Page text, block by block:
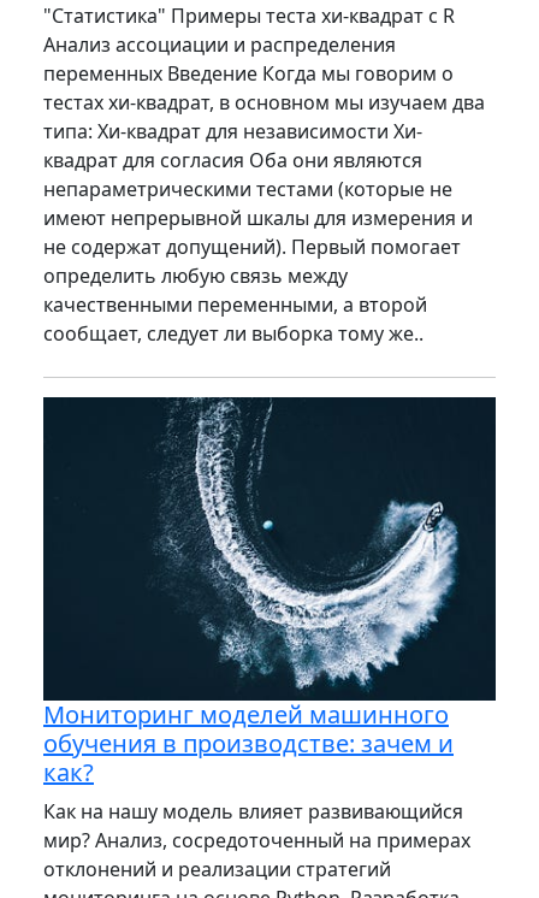
"Статистика" Примеры теста хи-квадрат с R
Анализ ассоциации и распределения
переменных Введение Когда мы говорим о
тестах хи-квадрат, в основном мы изучаем два
типа: Хи-квадрат для независимости Хи-
квадрат для согласия Оба они являются
непараметрическими тестами (которые не
имеют непрерывной шкалы для измерения и
не содержат допущений). Первый помогает
определить любую связь между
качественными переменными, а второй
сообщает, следует ли выборка тому же..
Мониторинг моделей машинного
обучения в производстве: зачем и
как?
Как на нашу модель влияет развивающийся
мир? Анализ, сосредоточенный на примерах
отклонений и реализации стратегий